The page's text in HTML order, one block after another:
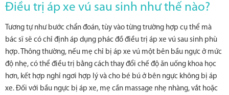
Điều trị áp xe vú sau sinh như thế nào?
Tương tự như bước chẩn đoán, tùy vào từng trường hợp cụ thể mà
bác sĩ sẽ có chỉ định áp dụng phác đồ điều trị áp xe vú sau sinh phù
hợp. Thông thường, nếu mẹ chỉ bị áp xe vú một bên bầu ngực ở mức
độ nhẹ, có thể điều trị bằng cách thay đổi chế độ ăn uống khoa học
hơn, kết hợp nghỉ ngơi hợp lý và cho bé bú ở bên ngực không bị áp
xe. Đối với bầu ngực bị áp xe, mẹ cần massage nhẹ nhàng, vắt hoặc